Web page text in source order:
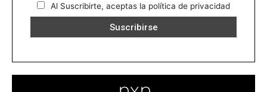
Al Suscribirte, aceptas la política de privacidad